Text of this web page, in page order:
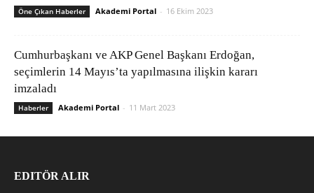
Öne Çıkan Haberler Akademi Portal - 16 Ekim 2023
Cumhurbaşkanı ve AKP Genel Başkanı Erdoğan,
seçimlerin 14 Mayıs’ta yapılmasına ilişkin kararı
imzaladı
Haberler Akademi Portal - 11 Mart 2023
EDITÖR ALIR